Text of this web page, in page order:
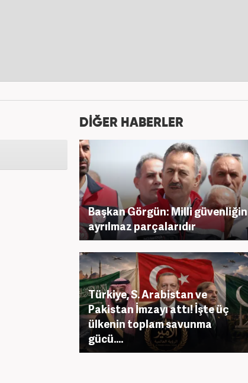
DİĞER HABERLER
Başkan Görgün: Milli güvenliğin
ayrılmaz parçalarıdır
Türkiye, S. Arabistan ve
Pakistan İmzayı attı! İşte üç
ülkenin toplam savunma
gücü....